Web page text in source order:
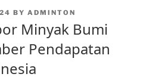
BY ADMINTON
Minyak Bumi
Pendapatan